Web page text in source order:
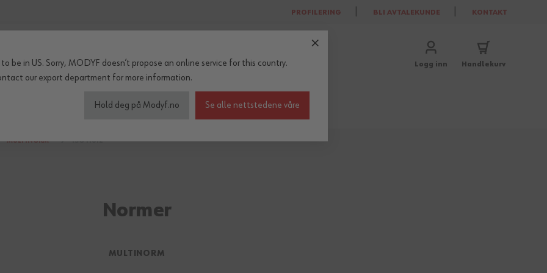
PROFILERING BLI AVTALEKUNDE KONTAKT
Logg inn Handlekurv
MULTINORM ISO 11612
Normer
MULTINORM
to be in US. Sorry, MODYF doesn’t propose an online service for this country.
our export department for more information.
Hold deg på Modyf.no Se alle nettstedene våre